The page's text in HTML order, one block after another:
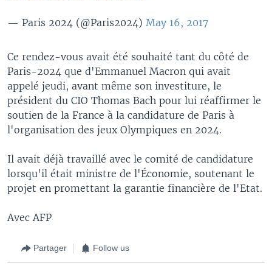
— Paris 2024 (@Paris2024) May 16, 2017
Ce rendez-vous avait été souhaité tant du côté de
Paris-2024 que d'Emmanuel Macron qui avait
appelé jeudi, avant même son investiture, le
président du CIO Thomas Bach pour lui réaffirmer le
soutien de la France à la candidature de Paris à
l'organisation des jeux Olympiques en 2024.
Il avait déjà travaillé avec le comité de candidature
lorsqu'il était ministre de l'Économie, soutenant le
projet en promettant la garantie financière de l'Etat.
Avec AFP
Partager Follow us